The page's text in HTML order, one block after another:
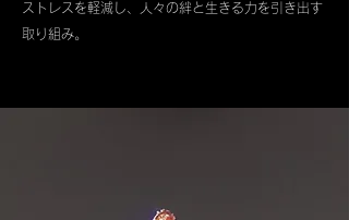
ストレスを軽減し、人々の絆と生きる力を引き出す
取り組み。